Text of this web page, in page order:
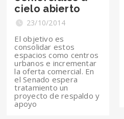
cielo abierto
23/10/2014
El objetivo es
consolidar estos
espacios como centros
urbanos e incrementar
la oferta comercial. En
el Senado espera
tratamiento un
proyecto de respaldo y
apoyo